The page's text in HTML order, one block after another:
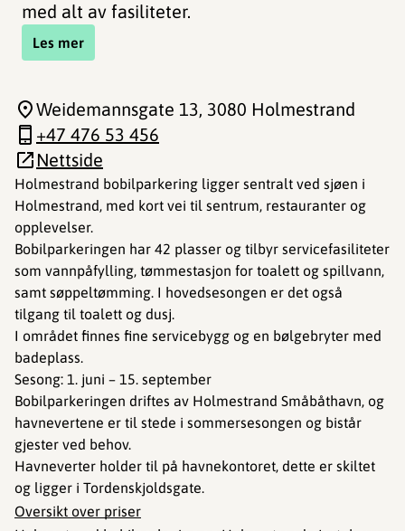
med alt av fasiliteter.
Les mer
Holmestrand bobilparkering ligger sentralt ved sjøen i
Holmestrand, med kort vei til sentrum, restauranter og
opplevelser.
Bobilparkeringen har 42 plasser og tilbyr servicefasiliteter
som vannpåfylling, tømmestasjon for toalett og spillvann,
samt søppeltømming. I hovedsesongen er det også
tilgang til toalett og dusj.
I området finnes fine servicebygg og en bølgebryter med
badeplass.
Sesong: 1. juni – 15. september
Bobilparkeringen driftes av Holmestrand Småbåthavn, og
havnevertene er til stede i sommersesongen og bistår
gjester ved behov.
Havneverter holder til på havnekontoret, dette er skiltet
og ligger i Tordenskjoldsgate.
Oversikt over priser
Weidemannsgate 13, 3080 Holmestrand
+47 476 53 456
Nettside